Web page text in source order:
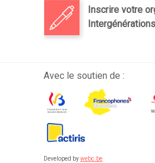
Inscrire votre
Avec le soutien de :
Developed bywebc.be